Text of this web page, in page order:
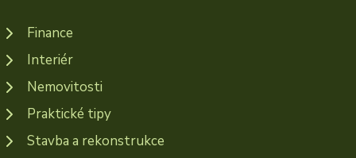
Finance
Interiér
Nemovitosti
Praktické tipy
Stavba a rekonstrukce